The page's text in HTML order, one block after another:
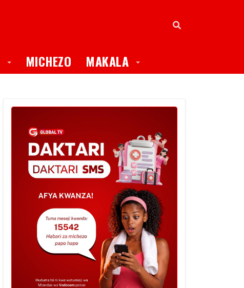
Toggle Dropdown
MICHEZO MAKALA Toggle Dropdown